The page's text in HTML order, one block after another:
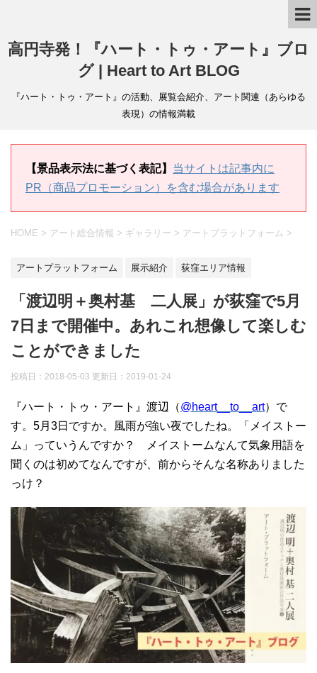
高円寺発！『ハート・トゥ・アート』ブロ
グ | Heart to Art BLOG
『ハート・トゥ・アート』の活動、展覧会紹介、アート関連（あらゆる
表現）の情報満載
【景品表示法に基づく表記】 当サイトは記事内に
PR（商品プロモーション）を含む場合があります
HOME > アート総合情報 > ギャラリー > アートプラットフォーム >
アートプラットフォーム 展示紹介 荻窪エリア情報
「渡辺明＋奥村基 二人展」が荻窪で5月
7日まで開催中。あれこれ想像して楽しむ
ことができました
投稿日：2018-05-03 更新日： 2019-01-24
『ハート・トゥ・アート』渡辺（@heart__to__art）で
す。5月3日ですか。風雨が強い夜でしたね。「メイストー
ム」っていうんですか？ メイストームなんて気象用語を
聞くのは初めてなんですが、前からそんな名称ありました
っけ？